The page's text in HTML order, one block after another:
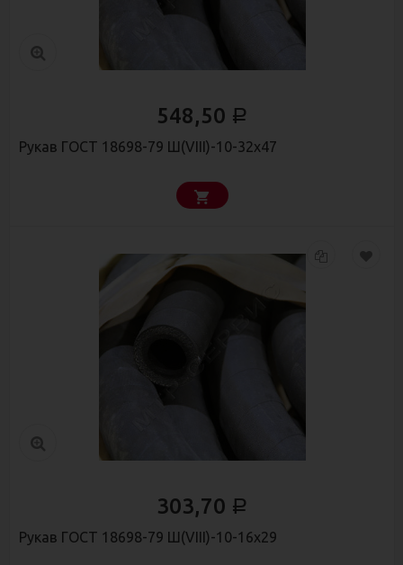
548,50 Р
Рукав ГОСТ 18698-79 Ш(VIII)-10-32х47
303,70 Р
Рукав ГОСТ 18698-79 Ш(VIII)-10-16х29